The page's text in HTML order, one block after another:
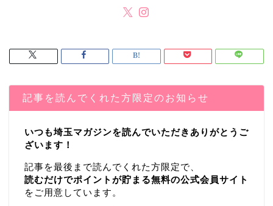
記事を読んでくれた方限定のお知らせ
いつも埼玉マガジンを読んでいただきありがとうご
ざいます！
記事を最後まで読んでくれた方限定で、
読むだけでポイントが貯まる無料の公式会員サイト
をご用意しています。